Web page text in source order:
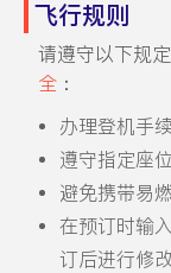
飞行规则
请遵守以下规
全：
办理登机手
遵守指定座
避免携带易
在预订时输
订后进行修改